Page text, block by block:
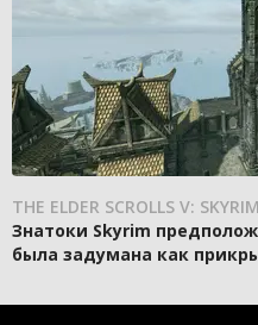
THE ELDER SCROLLS V: SKYRIM
Знатоки Skyrim
была задумана как